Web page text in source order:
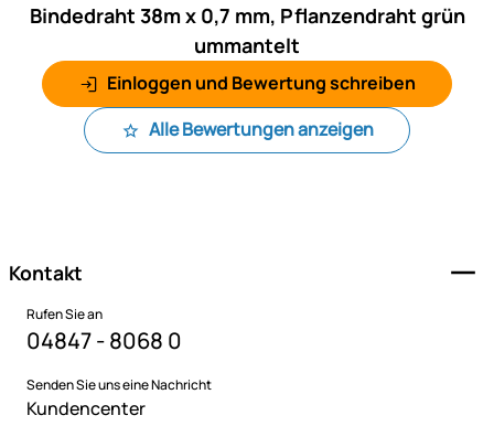
Bindedraht 38m x 0,7 mm, Pflanzendraht grün
ummantelt
Einloggen und Bewertung schreiben
Alle Bewertungen anzeigen
Kontakt
Rufen Sie an
04847 - 8068 0
Senden Sie uns eine Nachricht
Kundencenter